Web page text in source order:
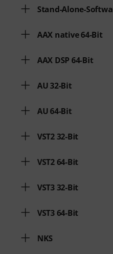
Stand-Alone-
AAX native 64-Bit
AAX DSP 64-Bit
AU 32-Bit
AU 64-Bit
VST2 32-Bit
VST2 64-Bit
VST3 32-Bit
VST3 64-Bit
NKS